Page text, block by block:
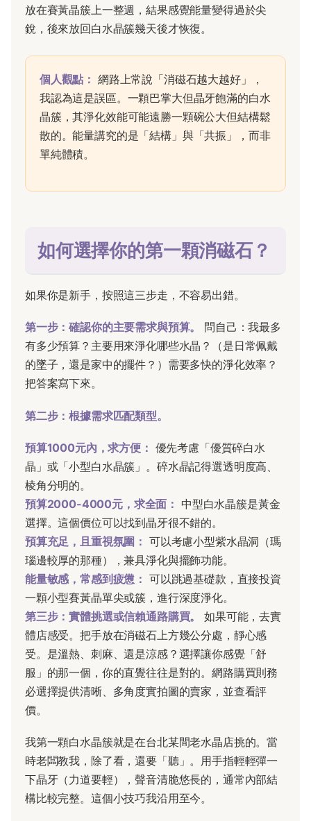
放在賽黃晶簇上一整週，結果感覺能量變得過於尖
銳，後來放回白水晶簇幾天後才恢復。
個人觀點： 網路上常說「消磁石越大越好」，
我認為這是誤區。一顆巴掌大但晶牙飽滿的白水
晶簇，其淨化效能可能遠勝一顆碗公大但結構鬆
散的。能量講究的是「結構」與「共振」，而非
單純體積。
如何選擇你的第一顆消磁石？
如果你是新手，按照這三步走，不容易出錯。
第一步：確認你的主要需求與預算。
問自己：我最多
有多少預算？主要用來淨化哪些水晶？（是日常佩戴
的墜子，還是家中的擺件？）需要多快的淨化效率？
把答案寫下來。
第二步：根據需求匹配類型。
預算1000元內，求方便： 優先考慮「優質碎白水
晶」或「小型白水晶簇」。碎水晶記得選透明度高、
棱角分明的。
預算2000-4000元，求全面： 中型白水晶簇是黃金
選擇。這個價位可以找到晶牙很不錯的。
預算充足，且重視氛圍： 可以考慮小型紫水晶洞（瑪
瑙邊較厚的那種），兼具淨化與擺飾功能。
能量敏感，常感到疲憊： 可以跳過基礎款，直接投資
一顆小型賽黃晶單尖或簇，進行深度淨化。
第三步：實體挑選或信賴通路購買。
如果可能，去實
體店感受。把手放在消磁石上方幾公分處，靜心感
受。是溫熱、刺麻、還是涼感？選擇讓你感覺「舒
服」的那一個，你的直覺往往是對的。網路購買則務
必選擇提供清晰、多角度實拍圖的賣家，並查看評
價。
我第一顆白水晶簇就是在台北某間老水晶店挑的。當
時老闆教我，除了看，還要「聽」。用手指輕輕彈一
下晶牙（力道要輕），聲音清脆悠長的，通常內部結
構比較完整。這個小技巧我沿用至今。